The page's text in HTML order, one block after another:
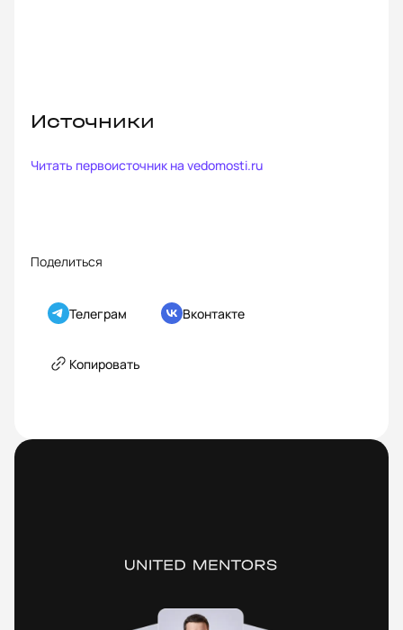
Источники
Читать первоисточник на vedomosti.ru
Поделиться
Телеграм Вконтакте
Копировать